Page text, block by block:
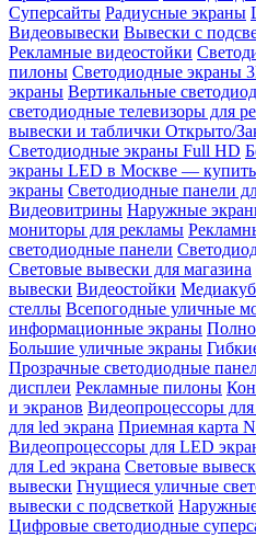
Суперсайты Радиусные экраны
Видеовывески Вывески с
Рекламные видеостойки
пилоны Светодиодные экраны
экраны Вертикальные
светодиодные телевизоры для
вывески и таблички Открыто/
Светодиодные экраны Full HD
экраны LED в Москве — купить
экраны Светодиодные панели
Видеовитрины Наружные
мониторы для рекламы
светодиодные панели
Световые вывески для магазина
вывески Видеостойки
стеллы Всепогодные уличные
информационные экраны
Большие уличные экраны
Прозрачные светодиодные
дисплеи Рекламные пилоны
и экранов Видеопроцессоры
для led экрана Приемная карта
Видеопроцессоры для LED
для Led экрана Световые
вывески Гнущиеся уличные
вывески с подсветкой Наружные
Цифровые светодиодные